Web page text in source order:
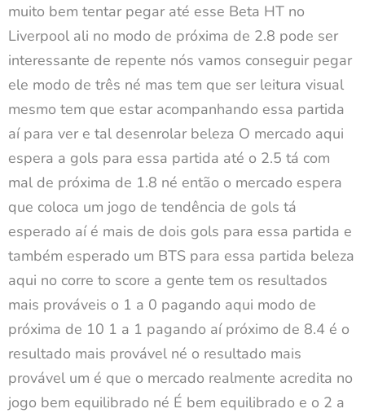
muito bem tentar pegar até esse Beta HT no
Liverpool ali no modo de próxima de 2.8 pode ser
interessante de repente nós vamos conseguir pegar
ele modo de três né mas tem que ser leitura visual
mesmo tem que estar acompanhando essa partida
aí para ver e tal desenrolar beleza O mercado aqui
espera a gols para essa partida até o 2.5 tá com
mal de próxima de 1.8 né então o mercado espera
que coloca um jogo de tendência de gols tá
esperado aí é mais de dois gols para essa partida e
também esperado um BTS para essa partida beleza
aqui no corre to score a gente tem os resultados
mais prováveis o 1 a 0 pagando aqui modo de
próxima de 10 1 a 1 pagando aí próximo de 8.4 é o
resultado mais provável né o resultado mais
provável um é que o mercado realmente acredita no
jogo bem equilibrado né É bem equilibrado e o 2 a